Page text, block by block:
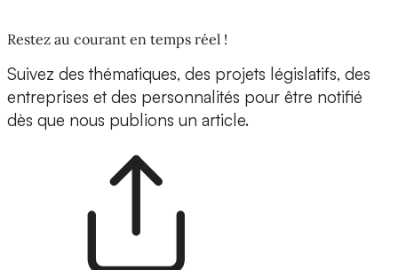
Restez au courant en temps réel !
Suivez des thématiques, des projets législatifs, des
entreprises et des personnalités pour être notifié
dès que nous publions un article.